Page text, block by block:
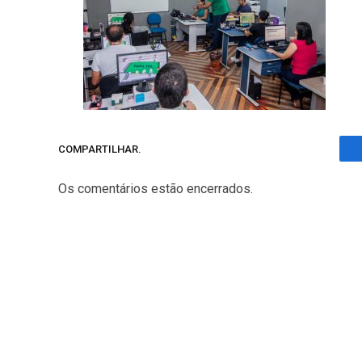
COMPARTILHAR.
Os comentários estão encerrados.